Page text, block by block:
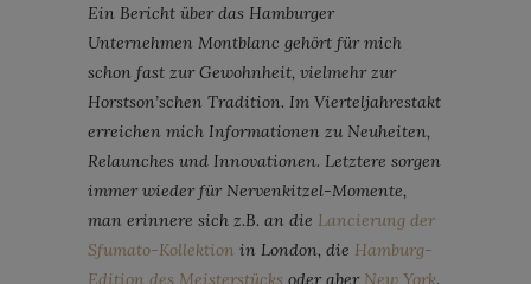
Ein Bericht über das Hamburger
Unternehmen Montblanc gehört für mich
schon fast zur Gewohnheit, vielmehr zur
Horstson’schen Tradition. Im Vierteljahrestakt
erreichen mich Informationen zu Neuheiten,
Relaunches und Innovationen. Letztere sorgen
immer wieder für Nervenkitzel-Momente,
man erinnere sich z.B. an die Lancierung der
Sfumato-Kollektion in London, die Hamburg-
Edition des Meisterstücks oder aber New York.